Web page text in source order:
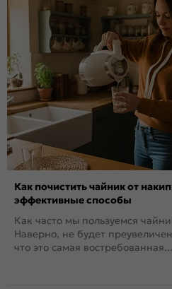
Как почистить чайник от
эффективные способы
Как часто мы пользуемся
Наверно, не будет
что это самая востребованная...